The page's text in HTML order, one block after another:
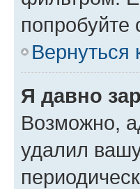
попробуйте
Вернуться
Я давно
Возможно,
удалил